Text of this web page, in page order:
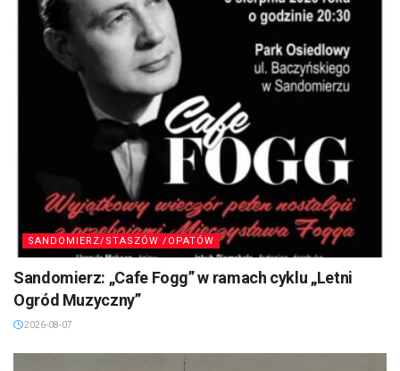
SANDOMIERZ/STASZÓW /OPATÓW
Sandomierz: „Cafe Fogg” w ramach cyklu „Letni
Ogród Muzyczny”
2026-08-07